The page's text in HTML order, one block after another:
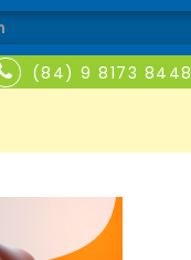
(84) 9 8173 8448